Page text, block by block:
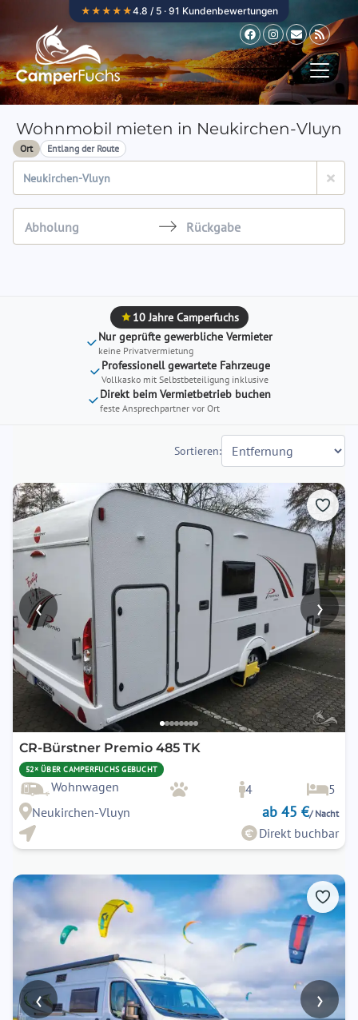
Zum Inhalt springen
Wohnmobil mieten in Neukirchen-Vluyn
Ort Entlang der Route
the
question
mark
key
get
the
keyboard
shortcuts
for
changing
dates.
interact
with
the
calendar
and
select
date.
the
question
mark
key
to
the
keyboard
shortcuts
for
changing
dates.
10 Jahre Camperfuchs
Nur geprüfte gewerbliche Vermieter
keine Privatvermietung
Professionell gewartete Fahrzeuge
Vollkasko mit Selbstbeteiligung inklusive
Direkt beim Vermietbetrieb buchen
feste Ansprechpartner vor Ort
Sortieren:
‹ ›
CR-Bürstner Premio 485 TK
52× ÜBER CAMPERFUCHS GEBUCHT
Wohnwagen 4
5
Neukirchen-Vluyn
ab 45 €/ Nacht
Direkt buchbar
‹ ›
★★★★★4.8 / 5 · 91 Kundenbewertungen